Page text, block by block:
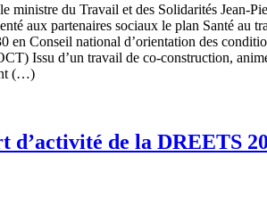
ministre du Travail et des Solidarités Jean-
aux partenaires sociaux le plan Santé au
en Conseil national d’orientation des
Issu d’un travail de co-construction,
(…)
d’activité de la DREETS